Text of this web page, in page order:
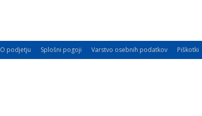
O podjetju Splošni pogoji Varstvo osebnih podatkov Piškotki